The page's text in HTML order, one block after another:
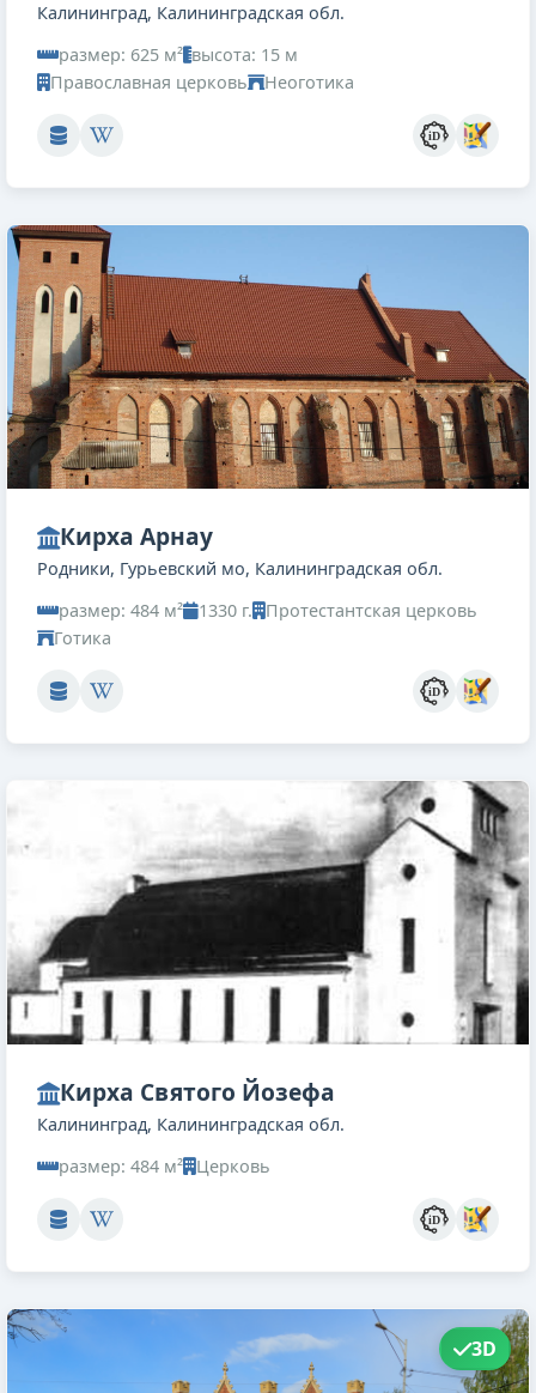
Калининград, Калининградская обл.
размер: 625 м² высота: 15 м
Православная церковь
Неоготика
Кирха Арнау
Родники, Гурьевский мо, Калининградская обл.
размер: 484 м²
1330 г.
Протестантская церковь
Готика
Кирха Святого Йозефа
Калининград, Калининградская обл.
размер: 484 м²
Церковь
3D